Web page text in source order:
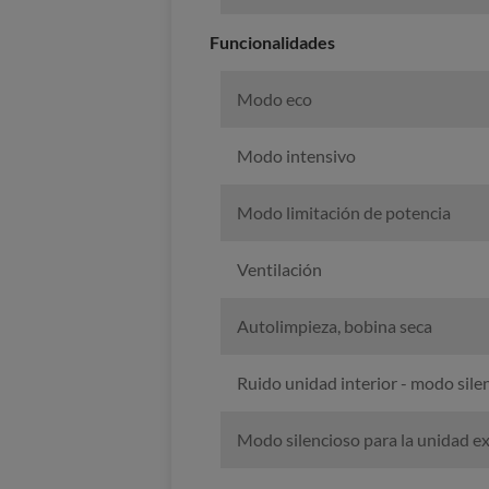
Funcionalidades
Modo eco
Modo intensivo
Modo limitación de potencia
Ventilación
Autolimpieza, bobina seca
Ruido unidad interior - modo
Modo silencioso para la unidad